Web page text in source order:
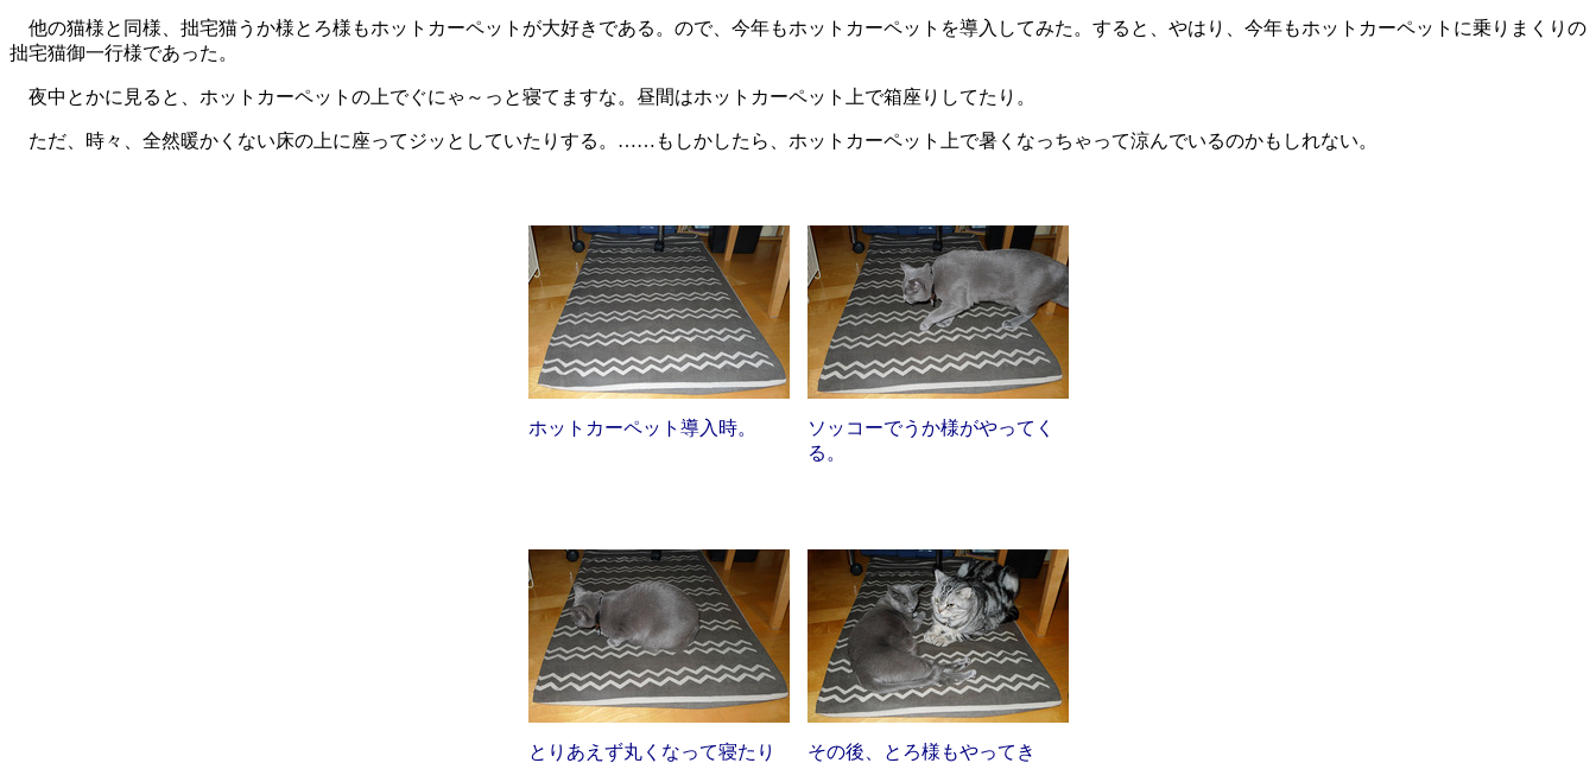
他の猫様と同様、拙宅猫うか様とろ様もホットカーペットが大好きである。ので、今年もホットカーペットを導入してみた。すると、やはり、今年もホットカーペットに乗りまくりの
拙宅猫御一行様であった。
夜中とかに見ると、ホットカーペットの上でぐにゃ～っと寝てますな。昼間はホットカーペット上で箱座りしてたり。
ただ、時々、全然暖かくない床の上に座ってジッとしていたりする。……もしかしたら、ホットカーペット上で暑くなっちゃって涼んでいるのかもしれない。
ホットカーペット導入時。
ソッコーでうか様がやってく
る。
とりあえず丸くなって寝たり
その後、とろ様もやってき